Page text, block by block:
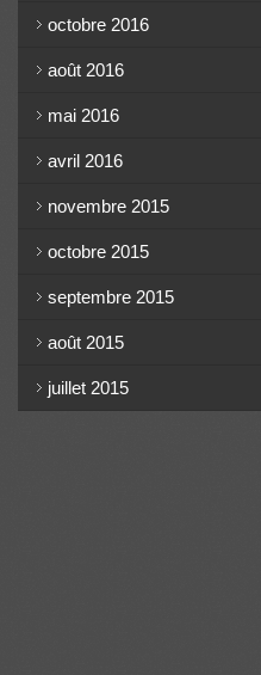
octobre 2016
août 2016
mai 2016
avril 2016
novembre 2015
octobre 2015
septembre 2015
août 2015
juillet 2015